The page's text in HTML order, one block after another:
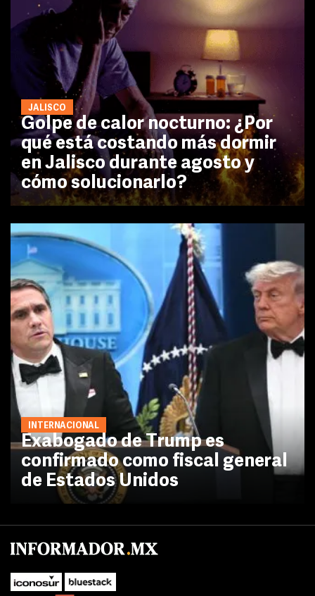
JALISCO
Golpe de calor nocturno: ¿Por
qué está costando más dormir
en Jalisco durante agosto y
cómo solucionarlo?
INTERNACIONAL
Exabogado de Trump es
confirmado como fiscal general
de Estados Unidos